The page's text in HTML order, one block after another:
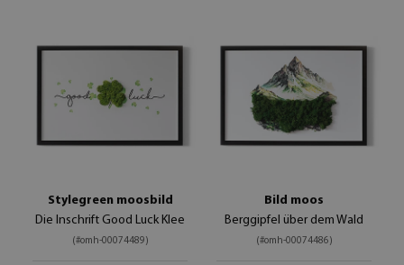
Stylegreen moosbild
Die Inschrift Good Luck Klee
(#omh-00074489)
Bild moos
Berggipfel über dem Wald
(#omh-00074486)